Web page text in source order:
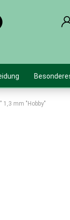
Suche...
1,3 mm "Hobby"